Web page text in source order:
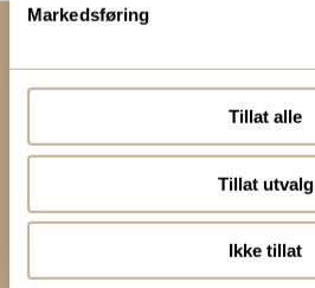
Markedsføring
Tillat alle
Tillat utvalg
Ikke tillat
Kontakt oss:
ortomedic@ortomedic.no
Besøksadresse:
1366 LYSAKER